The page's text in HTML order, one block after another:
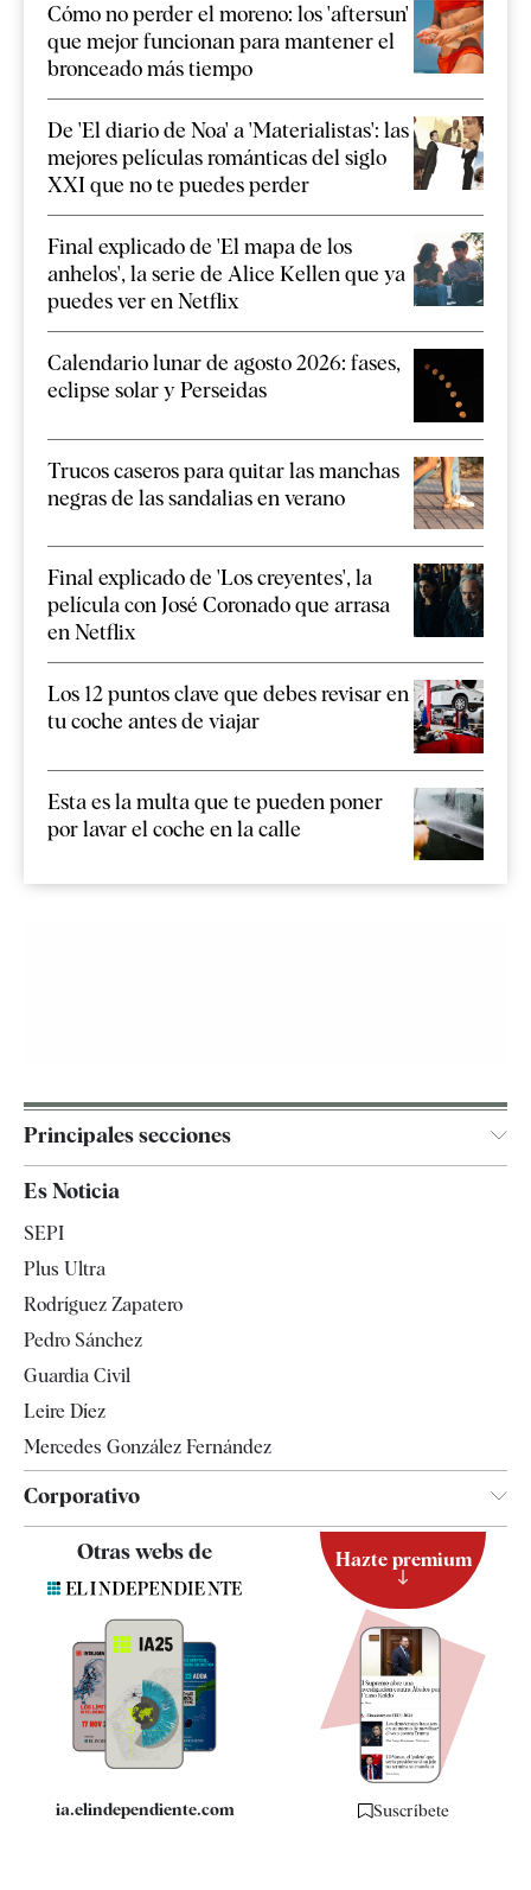
Cómo no perder el moreno: los 'aftersun'
que mejor funcionan para mantener el
bronceado más tiempo
De 'El diario de Noa' a 'Materialistas': las
mejores películas románticas del siglo
XXI que no te puedes perder
Final explicado de 'El mapa de los
anhelos', la serie de Alice Kellen que ya
puedes ver en Netflix
Calendario lunar de agosto 2026: fases,
eclipse solar y Perseidas
Trucos caseros para quitar las manchas
negras de las sandalias en verano
Final explicado de 'Los creyentes', la
película con José Coronado que arrasa
en Netflix
Los 12 puntos clave que debes revisar en
tu coche antes de viajar
Esta es la multa que te pueden poner
por lavar el coche en la calle
Principales secciones
España
Televisión
Es Noticia
SEPI
Plus Ultra
Rodríguez Zapatero
Pedro Sánchez
Guardia Civil
Leire Díez
Mercedes González Fernández
Corporativo
Contacto
Quiénes somos
Especificaciones
Otras webs de
ia.elindependiente.com
Hazte premium
Suscríbete